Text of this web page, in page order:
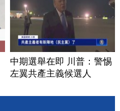
中期選舉在即 川普：警惕
左翼共產主義候選人